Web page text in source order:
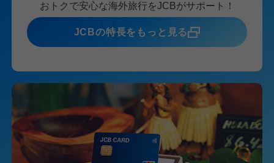
おトクで安心な海外旅行をJCBがサポート！
JCBの特長をもっと見る